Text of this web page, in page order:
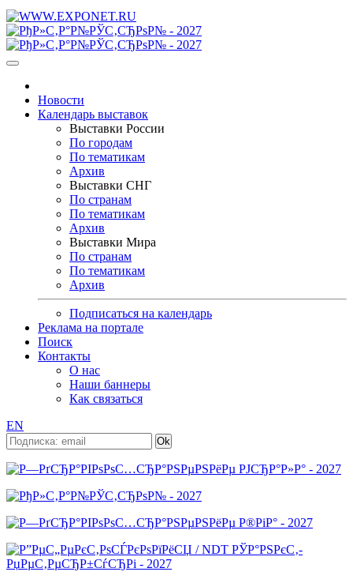
Новости
Календарь выставок
Выставки России
По городам
По тематикам
Архив
Выставки СНГ
По странам
По тематикам
Архив
Выставки Мира
По странам
По тематикам
Архив
Подписаться на календарь
Реклама на портале
Поиск
Контакты
О нас
Наши баннеры
Как связаться
EN